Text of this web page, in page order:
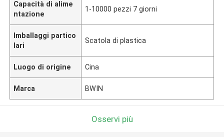
Capacità di alime
ntazione
1-10000 pezzi 7 giorni
Imballaggi partico
lari
Scatola di plastica
Luogo di origine Cina
Marca BWIN
Osservi più